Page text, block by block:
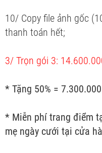
10/ Copy file ảnh gốc
thanh toán hết;
3/ Trọn gói 3:
* Tặng 50% =
* Miễn phí trang điểm
mẹ ngày cưới tại cửa